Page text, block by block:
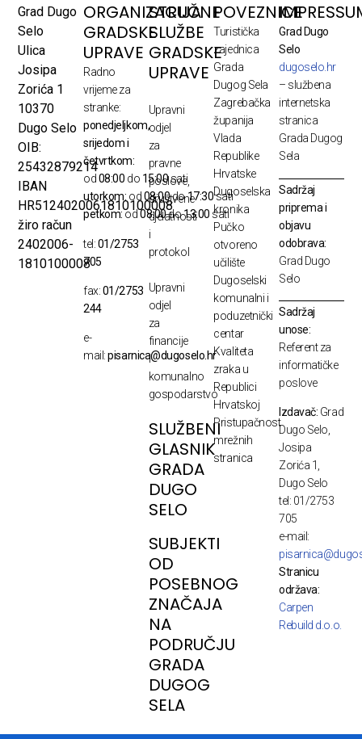
Grad Dugo
Selo
Ulica
Josipa
Zorića 1
10370
Dugo Selo
OIB:
25432879214
IBAN
HR5124020061810100008
žiro račun
2402006-
1810100008
ORGANIZACIJA
GRADSKE
UPRAVE
Radno
vrijeme za
stranke:
ponedjeljkom,
srijedom i
četvrtkom:
od08:00 do 15:00sati
utorkom: od08:00do17:30sati
petkom:od08:00do13:00 sati
tel:01/2753
705
fax:01/2753
244
e-
mail:pisarnica@dugoselo.hr
STRUČNE
SLUŽBE
GRADSKE
UPRAVE
Upravni
odjel
za
pravne
poslove,
društvene
djelatnosti
i
protokol
Upravni
odjel
za
financije
i
komunalno
gospodarstvo
SLUŽBENI
GLASNIK
GRADA
DUGO
SELO
SUBJEKTI
OD
POSEBNOG
ZNAČAJA
NA
PODRUČJU
GRADA
DUGOG
SELA
POVEZNICE
Turistička
zajednica
Grada
Dugog Sela
Zagrebačka
županija
Vlada
Republike
Hrvatske
Dugoselska
kronika
Pučko
otvoreno
učilište
Dugoselski
komunalni i
poduzetnički
centar
Kvaliteta
zraka u
Republici
Hrvatskoj
Pristupačnost
mrežnih
stranica
Grad Dugo
Selo
dugoselo.hr
– službena
internetska
stranica
Grada Dugog
Sela
Sadržaj
priprema i
objavu
odobrava:
Grad Dugo
Selo
Sadržaj
unose:
Referent za
informatičke
poslove
Izdavač: Grad
Dugo Selo,
Josipa
Zorića 1,
Dugo Selo
tel: 01/2753
705
e-mail:
Stranicu
održava:
Carpen
Rebuild d.o.o.